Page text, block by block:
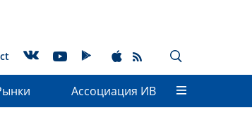
Ассоциация ИВ